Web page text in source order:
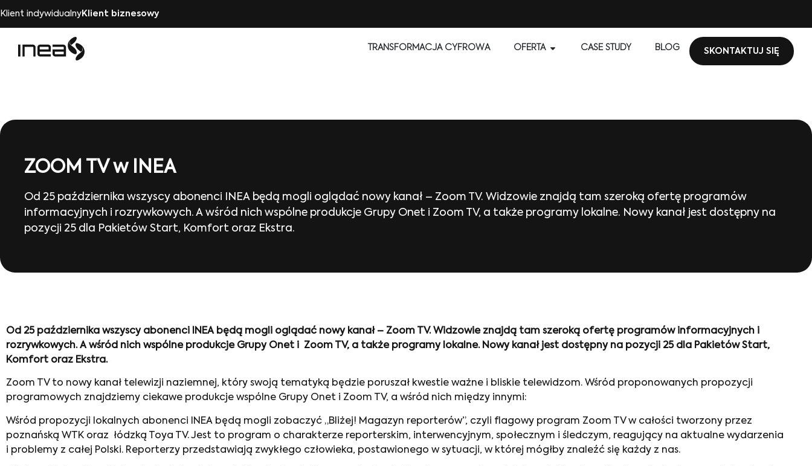
Klient indywidualnyKlient biznesowy
TRANSFORMACJA CYFROWA OFERTA CASE STUDY BLOG SKONTAKTUJ SIĘ
ZOOM TV w INEA
Od 25 października wszyscy abonenci INEA będą mogli oglądać nowy kanał – Zoom TV. Widzowie znajdą tam szeroką ofertę programów
informacyjnych i rozrywkowych. A wśród nich wspólne produkcje Grupy Onet i Zoom TV, a także programy lokalne. Nowy kanał jest dostępny na
pozycji 25 dla Pakietów Start, Komfort oraz Ekstra.
Od 25 października wszyscy abonenci INEA będą mogli oglądać nowy kanał – Zoom TV. Widzowie znajdą tam szeroką ofertę programów informacyjnych i
rozrywkowych. A wśród nich wspólne produkcje Grupy Onet i Zoom TV, a także programy lokalne. Nowy kanał jest dostępny na pozycji 25 dla Pakietów Start,
Komfort oraz Ekstra.
Zoom TV to nowy kanał telewizji naziemnej, który swoją tematyką będzie poruszał kwestie ważne i bliskie telewidzom. Wśród proponowanych propozycji
programowych znajdziemy ciekawe produkcje wspólne Grupy Onet i Zoom TV, a wśród nich między innymi:
Wśród propozycji lokalnych abonenci INEA będą mogli zobaczyć „Bliżej! Magazyn reporterów”, czyli flagowy program Zoom TV w całości tworzony przez
poznańską WTK oraz łódzką Toya TV. Jest to program o charakterze reporterskim, interwencyjnym, społecznym i śledczym, reagujący na aktualne wydarzenia
i problemy z całej Polski. Reporterzy przedstawiają zwykłego człowieka, postawionego w sytuacji, w której mógłby znaleźć się każdy z nas.